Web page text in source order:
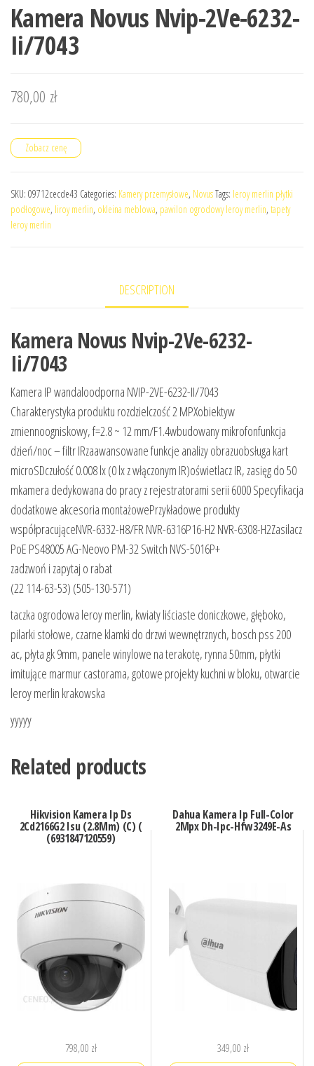
Kamera Novus Nvip-2Ve-6232-
Ii/7043
780,00 zł
Zobacz cenę
SKU: 09712cecde43 Categories: Kamery przemysłowe, NovusTags: leroy merlin płytki
podłogowe, liroy merlin, okleina meblowa, pawilon ogrodowy leroy merlin, tapety
leroy merlin
DESCRIPTION
Kamera Novus Nvip-2Ve-6232-
Ii/7043
Kamera IP wandaloodporna NVIP-2VE-6232-II/7043
Charakterystyka produktu rozdzielczość 2 MPXobiektyw
zmiennoogniskowy, f=2.8 ~ 12 mm/F1.4wbudowany mikrofonfunkcja
dzień/noc – filtr IRzaawansowane funkcje analizy obrazuobsługa kart
microSDczułość 0.008 lx (0 lx z włączonym IR)oświetlacz IR, zasięg do 50
mkamera dedykowana do pracy z rejestratorami serii 6000 Specyfikacja
dodatkowe akcesoria montażowePrzykładowe produkty
współpracująceNVR-6332-H8/FR NVR-6316P16-H2 NVR-6308-H2Zasilacz
PoE PS48005 AG-Neovo PM-32 Switch NVS-5016P+
zadzwoń i zapytaj o rabat
(22 114-63-53) (505-130-571)
taczka ogrodowa leroy merlin, kwiaty liściaste doniczkowe, głęboko,
pilarki stołowe, czarne klamki do drzwi wewnętrznych, bosch pss 200
ac, płyta gk 9mm, panele winylowe na terakotę, rynna 50mm, płytki
imitujące marmur castorama, gotowe projekty kuchni w bloku, otwarcie
leroy merlin krakowska
yyyyy
Related products
Hikvision Kamera Ip Ds
2Cd2166G2 Isu (2.8Mm) (C) (
(6931847120559)
798,00 zł
Dahua Kamera Ip Full-Color
2Mpx Dh-Ipc-Hfw3249E-As
349,00 zł